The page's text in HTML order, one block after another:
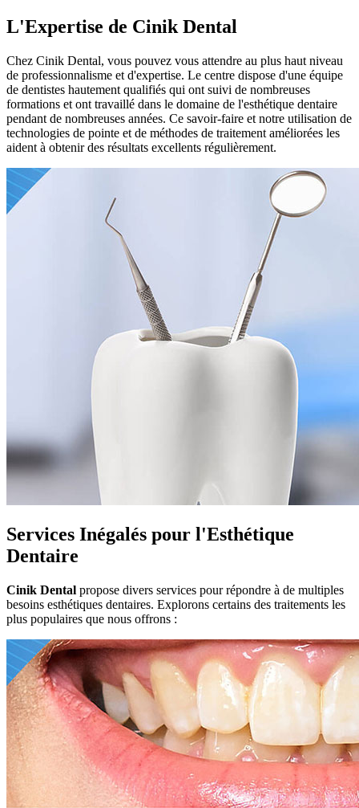
L'Expertise de Cinik Dental
Chez Cinik Dental, vous pouvez vous attendre au plus haut niveau
de professionnalisme et d'expertise. Le centre dispose d'une équipe
de dentistes hautement qualifiés qui ont suivi de nombreuses
formations et ont travaillé dans le domaine de l'esthétique dentaire
pendant de nombreuses années. Ce savoir-faire et notre utilisation de
technologies de pointe et de méthodes de traitement améliorées les
aident à obtenir des résultats excellents régulièrement.
Services Inégalés pour l'Esthétique
Dentaire
Cinik Dental propose divers services pour répondre à de multiples
besoins esthétiques dentaires. Explorons certains des traitements les
plus populaires que nous offrons :